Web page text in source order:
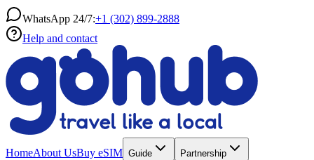
WhatsApp 24/7:+1 (302) 899-2888
Help and contact
HomeAbout UsBuy eSIM Guide Partnership